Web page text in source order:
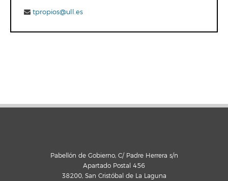
tpropios@ull.es
Pabellón de Gobierno, C/ Padre Herrera s/n
Apartado Postal 456
38200, San Cristóbal de La Laguna